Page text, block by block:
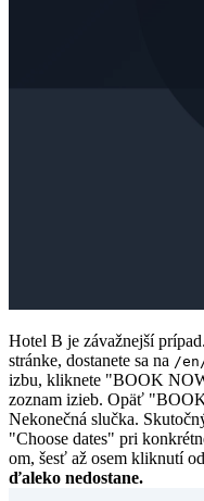
Hotel B je závažnejší
stránke, dostanete sa na /
izbu, kliknete "BOOK
zoznam izieb. Opäť
Nekonečná slučka.
"Choose dates" pri
om, šesť až osem kliknutí
ďaleko nedostane.